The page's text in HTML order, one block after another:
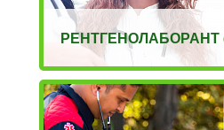
РЕНТГЕНОЛАБОРАНТ